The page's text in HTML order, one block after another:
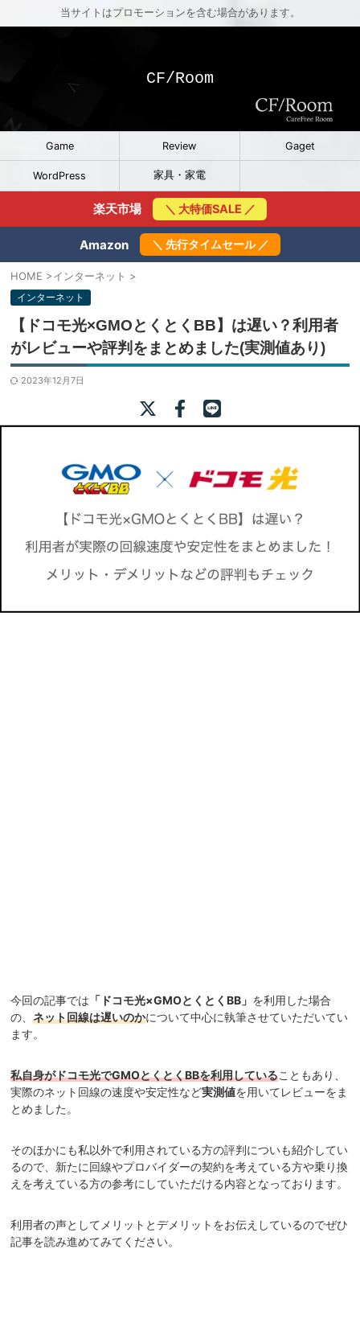
当サイトはプロモーションを含む場合があります。
CF/Room
Game Review Gaget
WordPress 家具・家電
楽天市場 ＼ 大特価SALE ／
Amazon ＼ 先行タイムセール ／
HOME >インターネット >
インターネット
【ドコモ光×GMOとくとくBB】は遅い？利用者
がレビューや評判をまとめました(実測値あり)
2023年12月7日
今回の記事では 「ドコモ光×GMOとくとくBB」 を利用した場合
の、 ネット回線は遅いのかについて中心に執筆させていただいてい
ます。
私自身がドコモ光でGMOとくとくBBを利用していることもあり、
実際のネット回線の速度や安定性など実測値を用いてレビューをま
とめました。
そのほかにも私以外で利用されている方の評判についも紹介してい
るので、新たに回線やプロバイダーの契約を考えている方や乗り換
えを考えている方の参考にしていただける内容となっております。
利用者の声としてメリットとデメリットをお伝えしているのでぜひ
記事を読み進めてみてください。